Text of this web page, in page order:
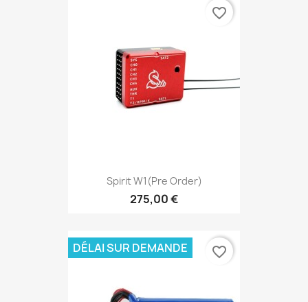
Spirit W1(pre Order)
275,00 €
favorite_border
DÉLAI SUR DEMANDE favorite_border